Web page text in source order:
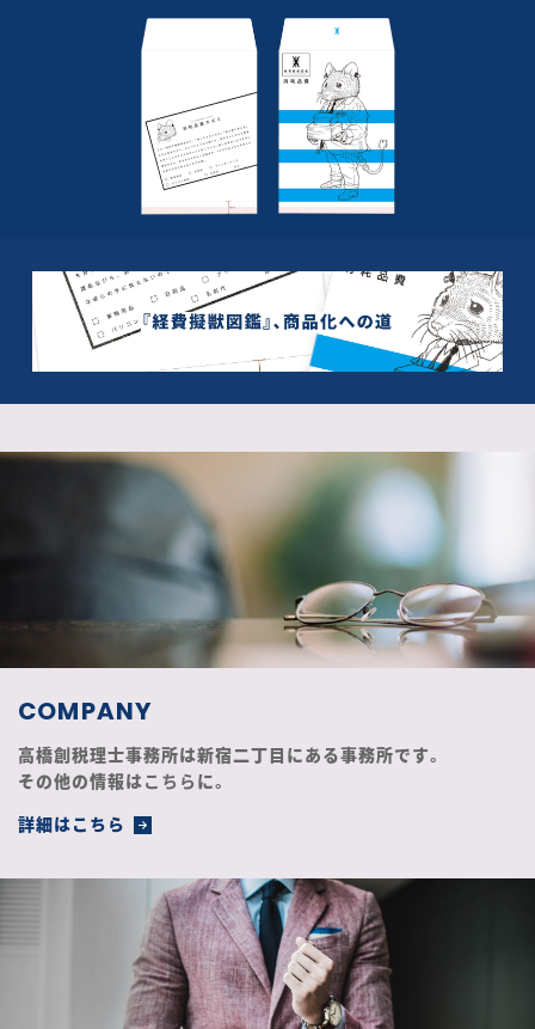
COMPANY
高橋創税理士事務所は新宿二丁目にある事務所です。
その他の情報はこちら に。
詳細はこちら